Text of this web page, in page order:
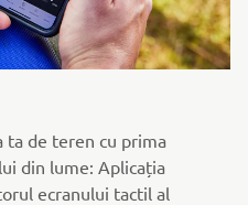
ta de teren cu prima
din lume: Aplicația
ecranului tactil al